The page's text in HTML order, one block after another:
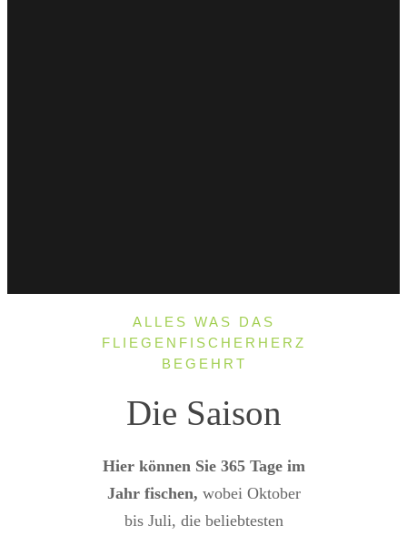
ALLES WAS DAS
FLIEGENFISCHERHERZ
BEGEHRT
Die Saison
Hier können Sie 365 Tage im
Jahr fischen, wobei Oktober
bis Juli, die beliebtesten